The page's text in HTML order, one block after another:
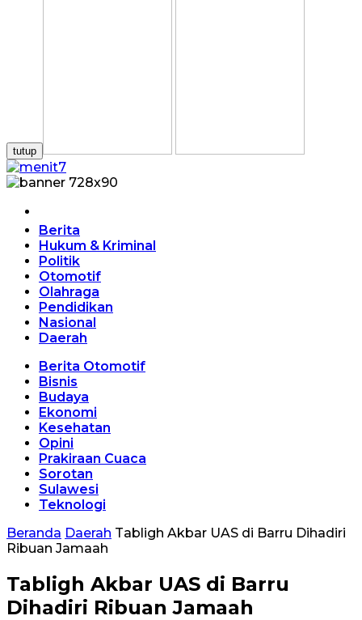
tutup
Berita
Hukum & Kriminal
Politik
Otomotif
Olahraga
Pendidikan
Nasional
Daerah
Berita Otomotif
Bisnis
Budaya
Ekonomi
Kesehatan
Opini
Prakiraan Cuaca
Sorotan
Sulawesi
Teknologi
Beranda Daerah Tabligh Akbar UAS di Barru Dihadiri
Ribuan Jamaah
Tabligh Akbar UAS di Barru
Dihadiri Ribuan Jamaah